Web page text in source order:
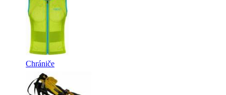
Chrániče